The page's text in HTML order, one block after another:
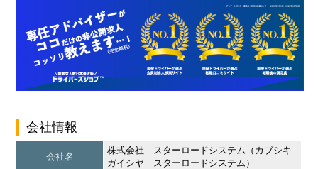
会社情報
会社名
株式会社 スターロードシステム（カブシキ
ガイシヤ スターロードシステム）